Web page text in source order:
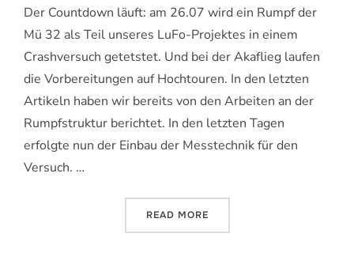
Der Countdown läuft: am 26.07 wird ein Rumpf der
Mü 32 als Teil unseres LuFo-Projektes in einem
Crashversuch getetstet. Und bei der Akaflieg laufen
die Vorbereitungen auf Hochtouren. In den letzten
Artikeln haben wir bereits von den Arbeiten an der
Rumpfstruktur berichtet. In den letzten Tagen
erfolgte nun der Einbau der Messtechnik für den
Versuch. …
READ MORE„LETZTE